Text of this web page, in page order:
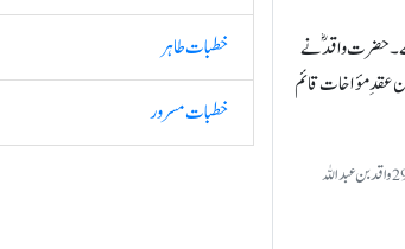
حضرت واقدؓ نے
عقدِ مؤاخات قائم
(الطبقات الکبریٰ لابن سعد جلد 3 صفحہ 299 واقد بن عبداللہ
خطبات طاہر
خطبات مسرور